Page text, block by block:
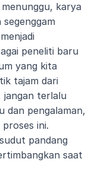
karya
peneliti baru
yang kita
tajam dari
jangan terlalu
dan pengalaman,
ini.
pandang
saat